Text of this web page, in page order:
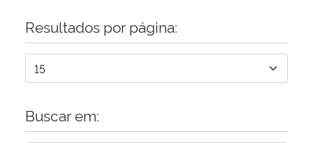
Resultados por página:
Buscar em: